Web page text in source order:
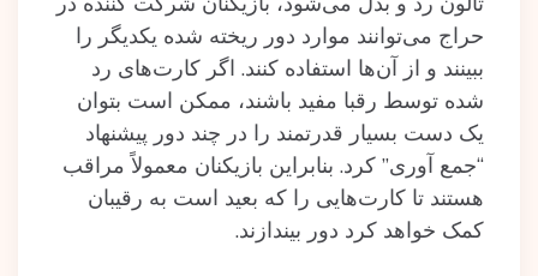
حراج می‌توانند موارد دور ریخته شده یکدیگر را
ببینند و از آن‌ها استفاده کنند. اگر کارت‌های رد
شده توسط رقبا مفید باشند، ممکن است بتوان
یک دست بسیار قدرتمند را در چند دور پیشنهاد
“جمع آوری” کرد. بنابراین بازیکنان معمولاً مراقب
هستند تا کارت‌هایی را که بعید است به رقیبان
کمک خواهد کرد دور بیندازند.